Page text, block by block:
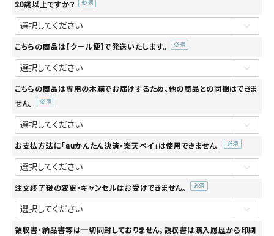
20歳以上ですか？
須)
こちらの商品は【クール便】で発送いたします。
こちらの商品は専用の木箱でお届けするため、他の商品との同梱はできま
せん。
須)
お支払方法に「auかんたん決済・楽天ペイ」は使用できません。
注文終了後の変更・キャンセルはお受けできません。
領収書・納品書等は一切同封しておりません。領収書は購入履歴から印刷